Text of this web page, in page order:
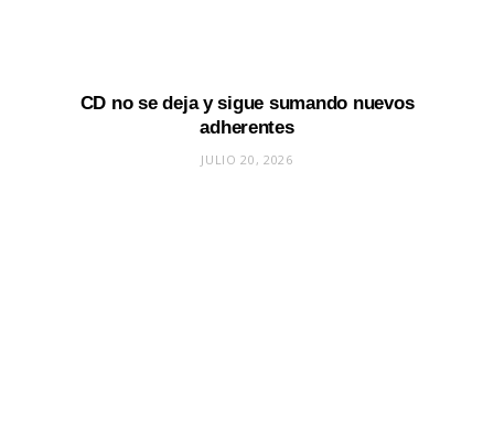
CD no se deja y sigue sumando nuevos
adherentes
JULIO 20, 2026